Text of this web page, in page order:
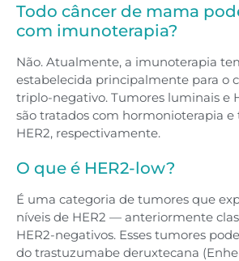
Todo câncer de mama
com imunoterapia?
Não. Atualmente, a imunoterapia
estabelecida principalmente para o
triplo-negativo. Tumores luminais e
são tratados com hormonioterapia e
HER2, respectivamente.
O que é HER2-low?
É uma categoria de tumores que
níveis de HER2 — anteriormente
HER2-negativos. Esses tumores
do trastuzumabe deruxtecana